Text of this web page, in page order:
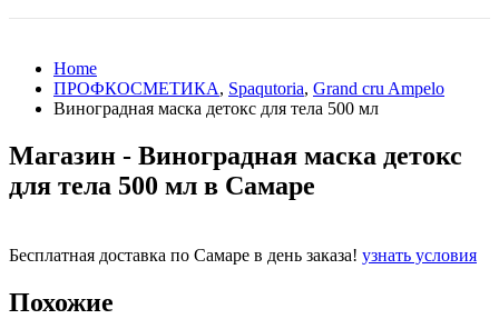
Home
ПРОФКОСМЕТИКА, Spaqutoria, Grand cru Ampelo
Виноградная маска детокс для тела 500 мл
Магазин - Виноградная маска детокс
для тела 500 мл в Самаре
Бесплатная доставка по Самаре в день заказа! узнать условия
Похожие